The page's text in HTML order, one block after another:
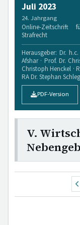
Juli 2023
24. Jahrgang
Online-Zeitschrift
Strafrecht
Herausgeber: Dr.
Afshar · Prof. Dr.
Christoph Henckel ·
RA Dr. Stephan
PDF-Version
V.